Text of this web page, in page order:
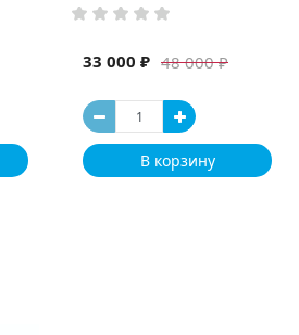
48 000 ₽
33 000 ₽
В корзину